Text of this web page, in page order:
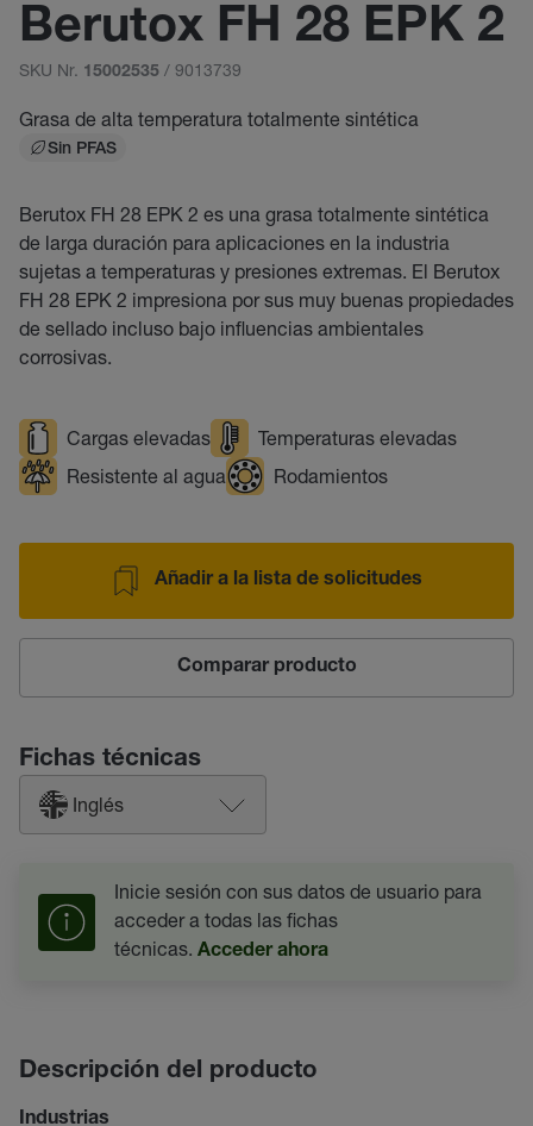
Berutox FH 28 EPK 2
SKU Nr. 15002535 / 9013739
Grasa de alta temperatura totalmente sintética
Sin PFAS
Berutox FH 28 EPK 2 es una grasa totalmente sintética
de larga duración para aplicaciones en la industria
sujetas a temperaturas y presiones extremas. El Berutox
FH 28 EPK 2 impresiona por sus muy buenas propiedades
de sellado incluso bajo influencias ambientales
corrosivas.
Cargas elevadas
Temperaturas elevadas
Resistente al agua
Rodamientos
Añadir a la lista de solicitudes
Comparar producto
Fichas técnicas
Inglés
Inicie sesión con sus datos de usuario para
acceder a todas las fichas
técnicas. Acceder ahora
Descripción del producto
Industrias